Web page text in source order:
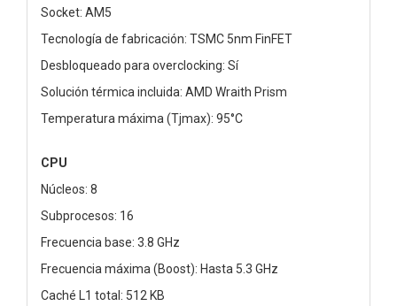
Socket: AM5
Tecnología de fabricación: TSMC 5nm FinFET
Desbloqueado para overclocking: Sí
Solución térmica incluida: AMD Wraith Prism
Temperatura máxima (Tjmax): 95°C
CPU
Núcleos: 8
Subprocesos: 16
Frecuencia base: 3.8 GHz
Frecuencia máxima (Boost): Hasta 5.3 GHz
Caché L1 total: 512 KB